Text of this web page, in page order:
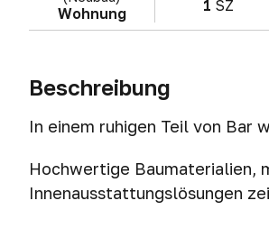
Wohnung 1 SZ
Beschreibung
In einem ruhigen Teil von Bar
Hochwertige Baumaterialien,
Innenausstattungslösungen